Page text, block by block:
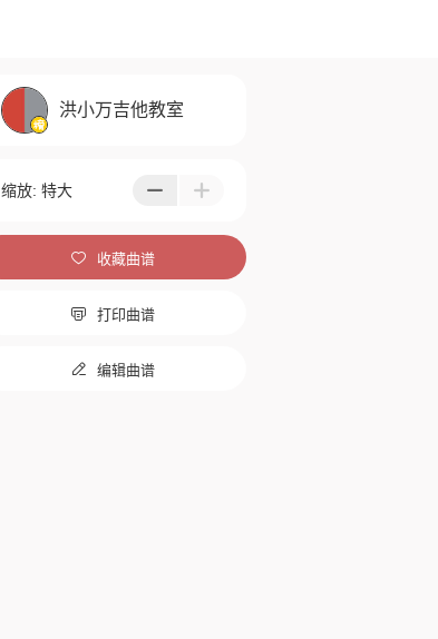
洪小万吉他教室
缩放: 特大  
 收藏曲谱
 打印曲谱
 编辑曲谱